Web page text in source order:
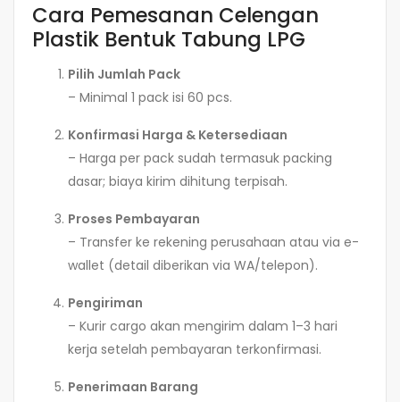
Cara Pemesanan Celengan
Plastik Bentuk Tabung LPG
Pilih Jumlah Pack
– Minimal 1 pack isi 60 pcs.
Konfirmasi Harga & Ketersediaan
– Harga per pack sudah termasuk packing
dasar; biaya kirim dihitung terpisah.
Proses Pembayaran
– Transfer ke rekening perusahaan atau via e-
wallet (detail diberikan via WA/telepon).
Pengiriman
– Kurir cargo akan mengirim dalam 1–3 hari
kerja setelah pembayaran terkonfirmasi.
Penerimaan Barang